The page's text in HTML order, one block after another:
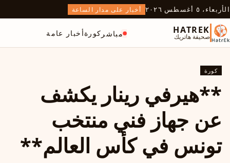
الأربعاء، ٥ أغسطس ٢٠٢٦ أخبار على مدار الساعة
HATREK
صحيفة هاتريك مباشر كورةأخبار عامة
كورة
**هيرفي رينار يكشف
عن جهاز فني منتخب
تونس في كأس العالم**